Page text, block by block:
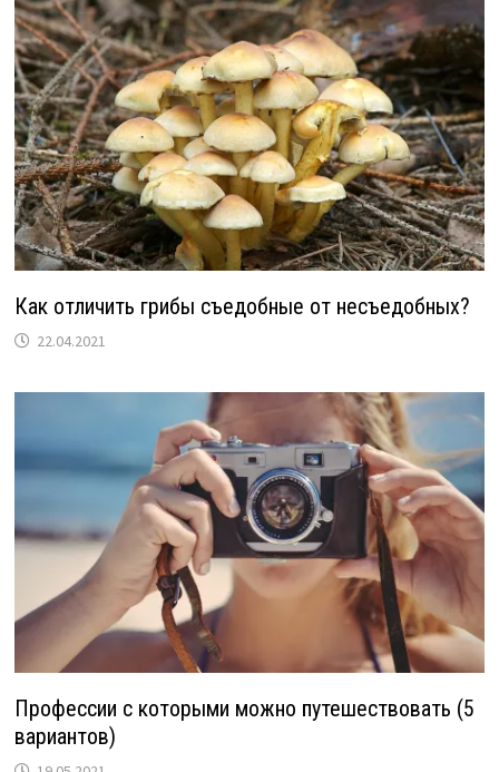
Как отличить грибы съедобные от несъедобных?
22.04.2021
Профессии с которыми можно путешествовать (5
вариантов)